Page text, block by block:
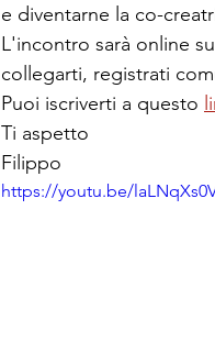
e diventarne la co-
L'incontro sarà online
collegarti, registrati
Puoi iscriverti a questo
Ti aspetto
Filippo
https://youtu.be/